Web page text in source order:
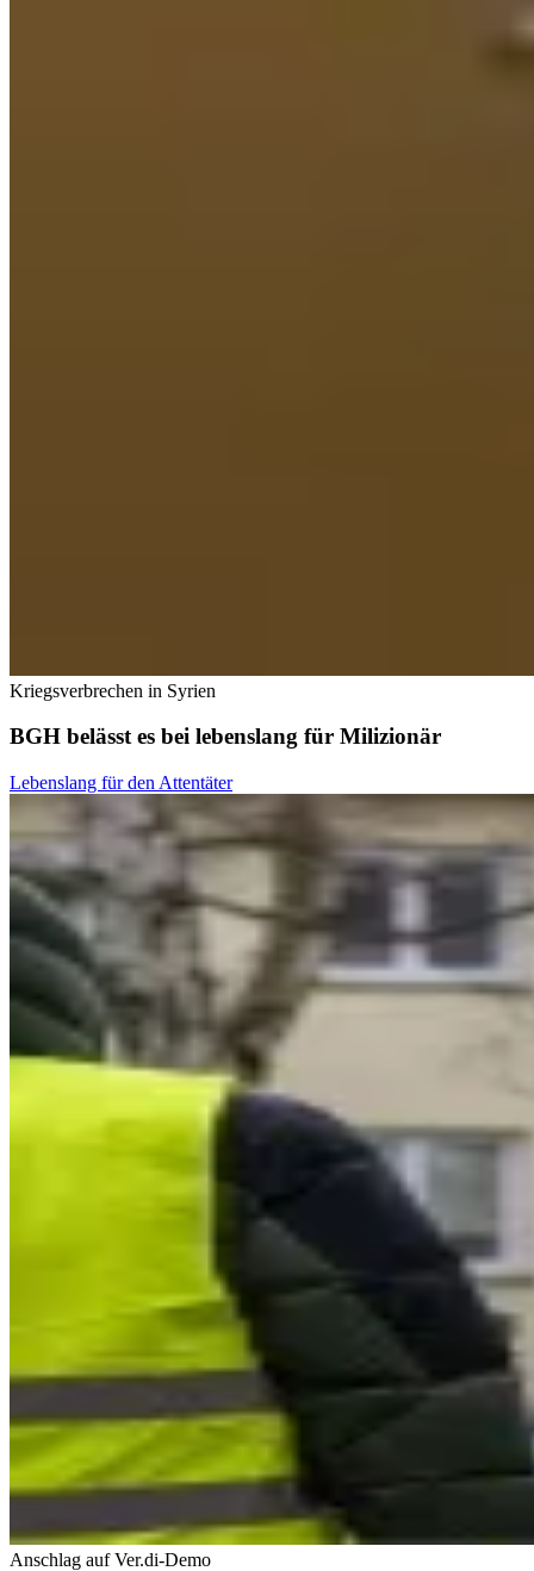
Kriegsverbrechen in Syrien
BGH belässt es bei lebenslang für Milizionär
Lebenslang für den Attentäter
Anschlag auf Ver.di-Demo